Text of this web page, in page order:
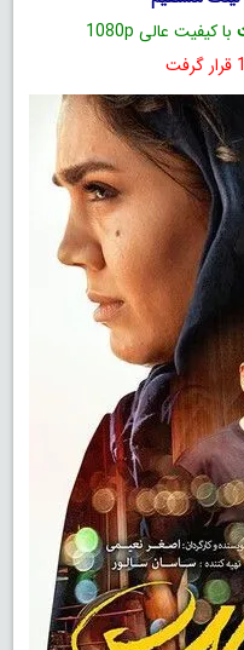
با کیفیت عالی 1080p